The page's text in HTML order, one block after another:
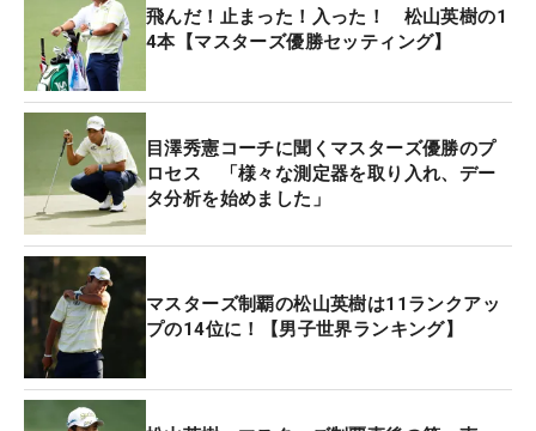
（米国）。2番目にはマスターズで8位タイに入っ
たコリー・コナーズ
（カナダ）。マスターズ初出場
で2位に入った
にランクインした。
2018年大会を制した小平智はラウンクインせず。マ
スターズで日本人初の栄冠に輝いた松山英樹は出場
しない。
飛んだ！止まった！入った！ 松山英樹の1
4本【マスターズ優勝セッティング】
目澤秀憲コーチに聞くマスターズ優勝のプ
ロセス 「様々な測定器を取り入れ、デー
タ分析を始めました」
マスターズ制覇の松山英樹は11ランクアッ
プの14位に！【男子世界ランキング】